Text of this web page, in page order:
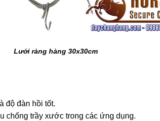
Lưới ràng hàng 30x30cm
độ đàn hồi tốt.
chống trầy xước trong các ứng dụng.